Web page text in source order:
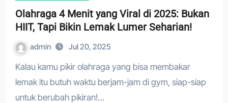
Olahraga 4 Menit yang Viral di 2025: Bukan
HIIT, Tapi Bikin Lemak Lumer Seharian!
admin Jul 20, 2025
Kalau kamu pikir olahraga yang bisa membakar
lemak itu butuh waktu berjam-jam di gym, siap-siap
untuk berubah pikiran!…